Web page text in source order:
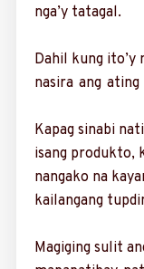
nga’y tatagal.
Dahil kung ito’y
nasira ang ating
Kapag sinabi
isang produkto,
nangako na
kailangang
Magiging sulit